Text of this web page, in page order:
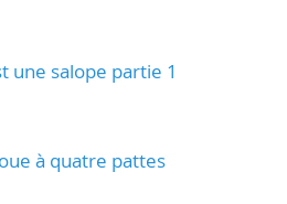
une salope partie 1
à quatre pattes